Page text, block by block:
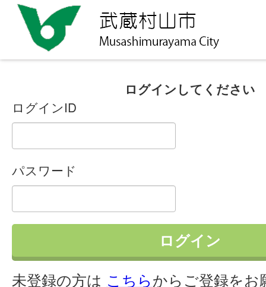
ログインしてください
ログインID
パスワード
未登録の方は こちらからご登録をお